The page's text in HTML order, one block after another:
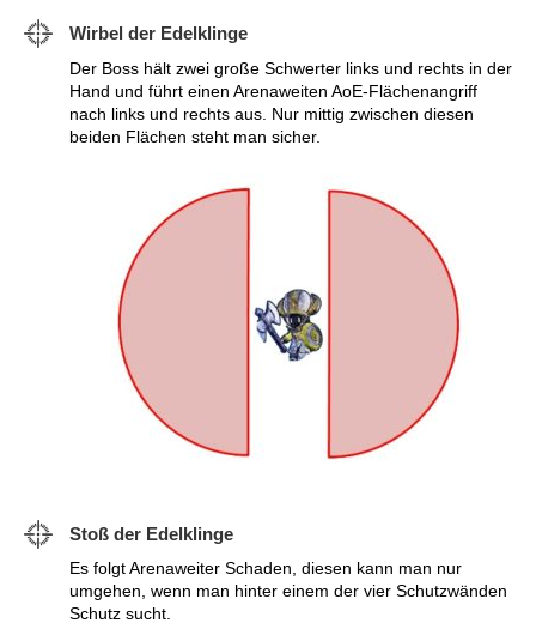
Wirbel der Edelklinge
Der Boss hält zwei große Schwerter links und rechts in der
Hand und führt einen Arenaweiten AoE-Flächenangriff
nach links und rechts aus. Nur mittig zwischen diesen
beiden Flächen steht man sicher.
Stoß der Edelklinge
Es folgt Arenaweiter Schaden, diesen kann man nur
umgehen, wenn man hinter einem der vier Schutzwänden
Schutz sucht.